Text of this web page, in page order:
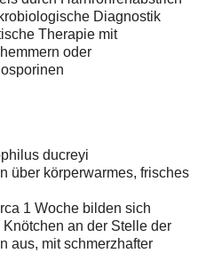
Diagnostik
Therapie mit
oder
ducreyi
über körperwarmes, frisches
1 Woche bilden sich
an der Stelle der
aus, mit schmerzhafter